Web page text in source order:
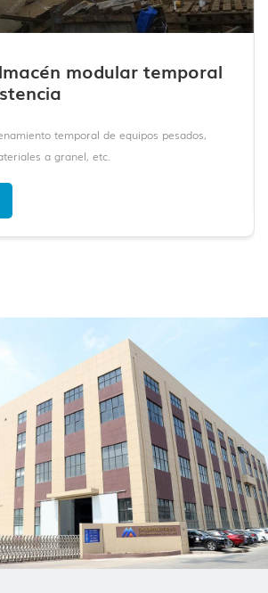
modular temporal
temporal de equipos pesados,
a granel, etc.
con doble revestimiento
metros
puerta